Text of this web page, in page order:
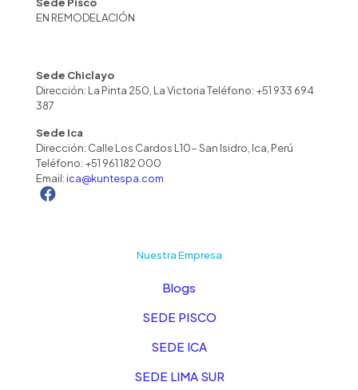
Sede Pisco
EN REMODELACIÓN
Sede Chiclayo
Dirección: La Pinta 250, La Victoria Teléfono: +51 933 694
387
Sede Ica
Dirección: Calle Los Cardos L10- San Isidro, Ica, Perú
Teléfono: +51 961 182 000
Email:ica@kuntespa.com
Nuestra Empresa
Blogs
SEDE PISCO
SEDE ICA
SEDE LIMA SUR